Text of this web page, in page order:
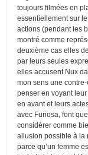
toujours filmées en
essentiellement sur
actions (pendant les
montré comme
deuxième cas elles
par leurs seules
elles accusent Nux
mon sens une
penser en voyant
en avant et leurs
avec Furiosa, font
considérer comme
allusion possible à la
parce qu’un femme